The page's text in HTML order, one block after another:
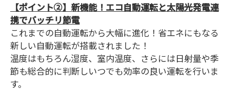
【ポイント②】新機能！エコ自動運転と太陽光発電連
携でバッチリ節電
これまでの自動運転から大幅に進化！省エネにもなる
新しい自動運転が搭載されました！
温度はもちろん湿度、室内温度、さらには日射量や季
節も総合的に判断しいつでも効率の良い運転を行いま
す。